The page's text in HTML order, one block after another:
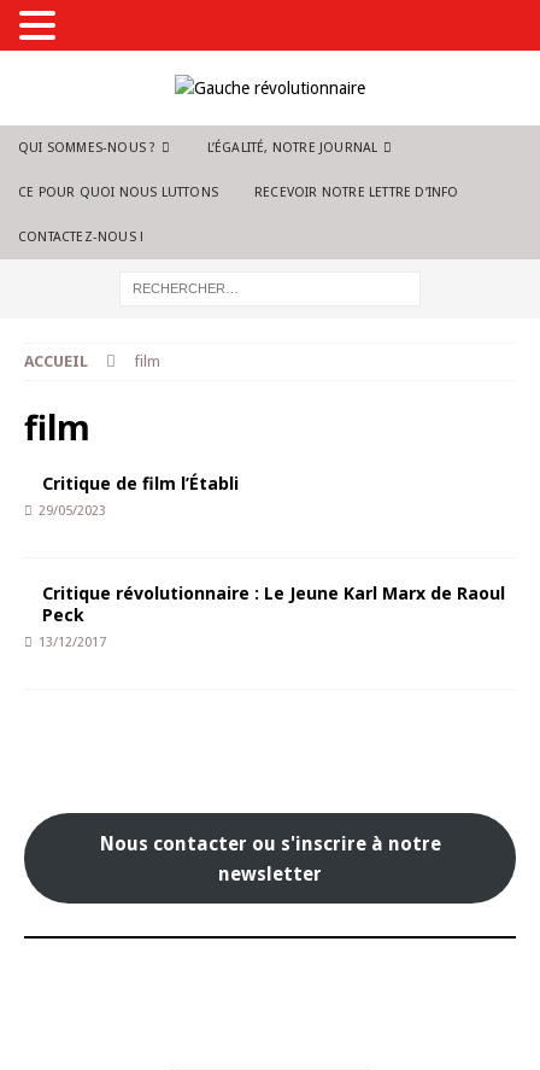
QUI SOMMES-NOUS ? L’ÉGALITÉ, NOTRE JOURNAL
CE POUR QUOI NOUS LUTTONS RECEVOIR NOTRE LETTRE D’INFO
CONTACTEZ-NOUS !
ACCUEIL film
film
Critique de film l’Établi
29/05/2023
Critique révolutionnaire : Le Jeune Karl Marx de Raoul
Peck
13/12/2017
Nous contacter ou s'inscrire à notre
newsletter